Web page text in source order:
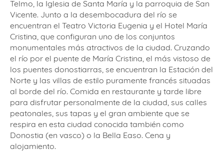
Telmo, la Iglesia de Santa María y la parroquia de San
Vicente. Junto a la desembocadura del río se
encuentran el Teatro Victoria Eugenia y el Hotel María
Cristina, que configuran uno de los conjuntos
monumentales más atractivos de la ciudad. Cruzando
el río por el puente de María Cristina, el más vistoso de
los puentes donostiarras, se encuentran la Estación del
Norte y las villas de estilo puramente francés situadas
al borde del río. Comida en restaurante y tarde libre
para disfrutar personalmente de la ciudad, sus calles
peatonales, sus tapas y el gran ambiente que se
respira en esta ciudad conocida también como
Donostia (en vasco) o la Bella Easo. Cena y
alojamiento.